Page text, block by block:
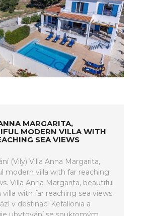
MARGARITA,
MODERN VILLA WITH
SEA VIEWS
(Vily) Villa Anna Margarita,
modern villa with far reaching
Villa Anna Margarita, beautiful
villa with far reaching sea views
v destinaci Kefallonia a